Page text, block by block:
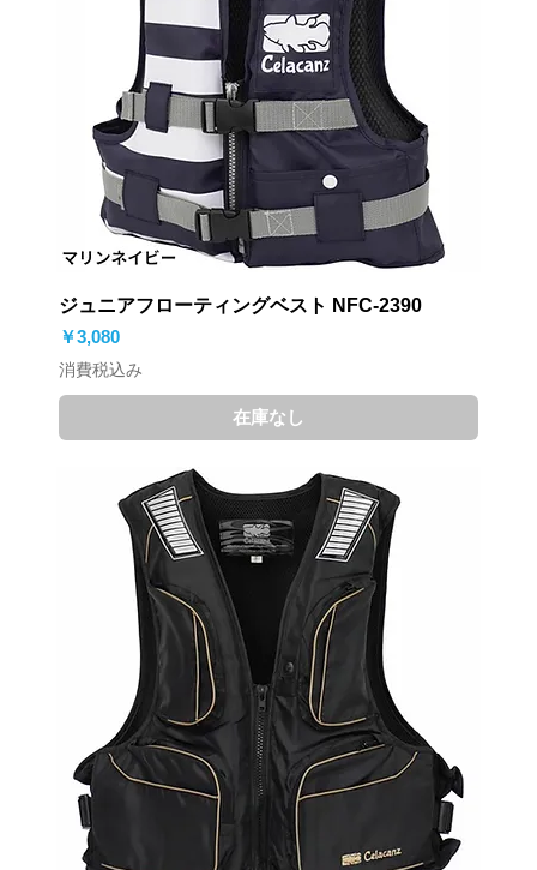
ジュニアフローティングベスト NFC-2390
価格
￥3,080
消費税込み
在庫なし